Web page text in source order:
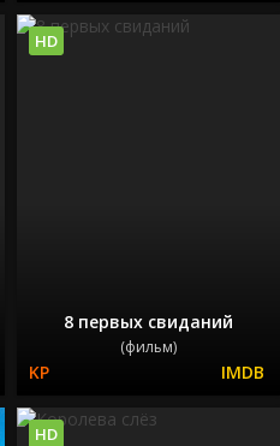
8 первых свиданий
(фильм)
HD
HD